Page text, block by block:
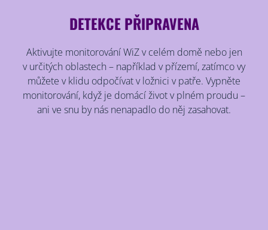
DETEKCE PŘIPRAVENA
Aktivujte monitorování WiZ v celém domě nebo jen
v určitých oblastech – například v přízemí, zatímco vy
můžete v klidu odpočívat v ložnici v patře. Vypněte
monitorování, když je domácí život v plném proudu –
ani ve snu by nás nenapadlo do něj zasahovat.